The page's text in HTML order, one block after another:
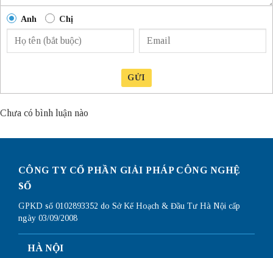
Anh Chị
GỬI
Chưa có bình luận nào
CÔNG TY CỔ PHẦN GIẢI PHÁP CÔNG NGHỆ
SỐ
GPKD số 0102893352 do Sở Kế Hoạch & Đầu Tư Hà Nội cấp
ngày 03/09/2008
HÀ NỘI